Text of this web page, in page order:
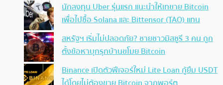
นักลงทุน Uber รุ่นแรก แนะนำให้เทขาย Bitcoin
เพื่อไปซื้อ Solana และ Bittensor (TAO) แทน
สหรัฐฯ เริ่มไม่ปลอดภัย? ชายชาวมิสซูรี 3 คน ถูก
ตั้งข้อหาบุกรุกบ้านขโมย Bitcoin
Binance เปิดตัวฟีเจอร์ใหม่ Lite Loan กู้ยืม USDT